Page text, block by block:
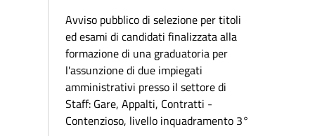
Avviso pubblico di selezione per titoli
ed esami di candidati finalizzata alla
formazione di una graduatoria per
l'assunzione di due impiegati
amministrativi presso il settore di
Staff: Gare, Appalti, Contratti -
Contenzioso, livello inquadramento 3°